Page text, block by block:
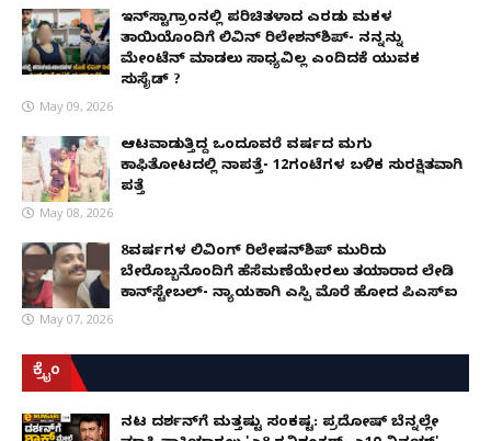
ಇನ್​ಸ್ಟಾಗ್ರಾಂನಲ್ಲಿ ಪರಿಚಿತಳಾದ ಎರಡು ಮಕ್ಕಳ
ತಾಯಿಯೊಂದಿಗೆ ಲಿವಿನ್ ರಿಲೇಶನ್​ಶಿಪ್- ನನ್ನನ್ನು
ಮೇಂಟೆನ್ ಮಾಡಲು ಸಾಧ್ಯವಿಲ್ಲ ಎಂದಿದಕ್ಕೆ ಯುವಕ
ಸುಸೈಡ್ ?
May 09, 2026
ಆಟವಾಡುತ್ತಿದ್ದ ಒಂದೂವರೆ ವರ್ಷದ ಮಗು
ಕಾಫಿತೋಟದಲ್ಲಿ ನಾಪತ್ತೆ- 12ಗಂಟೆಗಳ ಬಳಿಕ ಸುರಕ್ಷಿತವಾಗಿ
ಪತ್ತೆ
May 08, 2026
8ವರ್ಷಗಳ ಲಿವಿಂಗ್‌ ರಿಲೇಷನ್‌ಶಿಪ್ ಮುರಿದು
ಬೇರೊಬ್ಬನೊಂದಿಗೆ ಹೆಸೆಮಣೆಯೇರಲು ತಯಾರಾದ ಲೇಡಿ
ಕಾನ್‌ಸ್ಟೇಬಲ್- ನ್ಯಾಯಕ್ಕಾಗಿ ಎಸ್ಪಿ ಮೊರೆ ಹೋದ ಪಿಎಸ್ಐ
May 07, 2026
ಕ್ರೈಂ
ನಟ ದರ್ಶನ್‌ಗೆ ಮತ್ತಷ್ಟು ಸಂಕಷ್ಟ: ಪ್ರದೋಷ್ ಬೆನ್ನಲ್ಲೇ